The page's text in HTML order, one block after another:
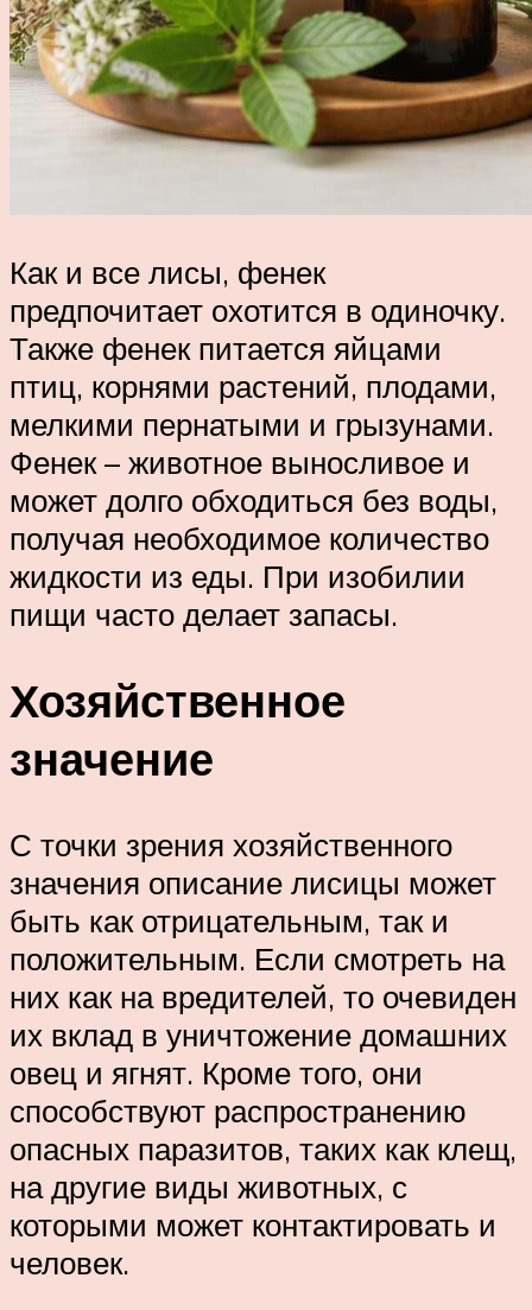
Как и все лисы, фенек
предпочитает охотится в одиночку.
Также фенек питается яйцами
птиц, корнями растений, плодами,
мелкими пернатыми и грызунами.
Фенек – животное выносливое и
может долго обходиться без воды,
получая необходимое количество
жидкости из еды. При изобилии
пищи часто делает запасы.
Хозяйственное
значение
С точки зрения хозяйственного
значения описание лисицы может
быть как отрицательным, так и
положительным. Если смотреть на
них как на вредителей, то очевиден
их вклад в уничтожение домашних
овец и ягнят. Кроме того, они
способствуют распространению
опасных паразитов, таких как клещ,
на другие виды животных, с
которыми может контактировать и
человек.